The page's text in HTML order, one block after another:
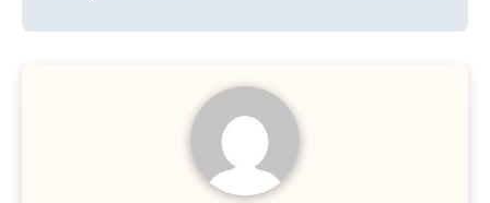
l’article